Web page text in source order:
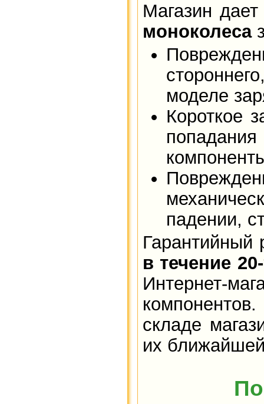
Магазин
моноколеса
моделе
Короткое
падении,
Гарантийный
в течение
Интернет-
складе
их